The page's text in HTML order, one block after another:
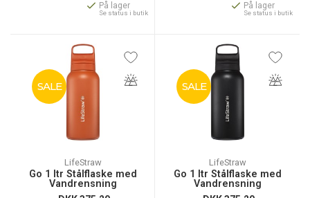
På lager
Se status i butik
På lager
Se status i butik
SALE
LifeStraw
Go 1 ltr Stålflaske med
Vandrensning
SALE
LifeStraw
Go 1 ltr Stålflaske med
Vandrensning